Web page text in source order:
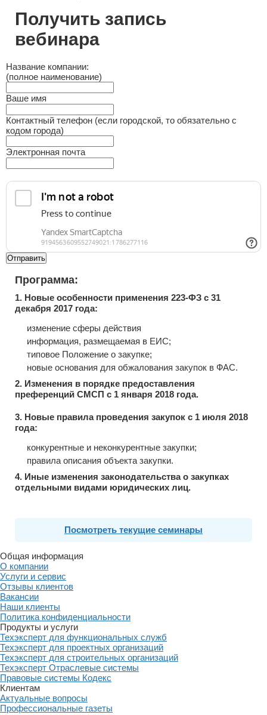
Получить запись
вебинара
Название компании:
(полное наименование)
Ваше имя
Контактный телефон (если городской, то обязательно с
кодом города)
Электронная почта
Отправить
Программа:
1. Новые особенности применения 223-ФЗ с 31
декабря 2017 года:
изменение сферы действия
информация, размещаемая в ЕИС;
типовое Положение о закупке;
новые основания для обжалования закупок в ФАС.
2. Изменения в порядке предоставления
преференций СМСП с 1 января 2018 года.
3. Новые правила проведения закупок с 1 июля 2018
года:
конкурентные и неконкурентные закупки;
правила описания объекта закупки.
4. Иные изменения законодательства о закупках
отдельными видами юридических лиц.
Посмотреть текущие семинары
Общая информация
О компании
Услуги и сервис
Отзывы клиентов
Вакансии
Наши клиенты
Политика конфиденциальности
Продукты и услуги
Техэксперт для функциональных служб
Техэксперт для проектных организаций
Техэксперт для строительных организаций
Техэксперт Отраслевые системы
Правовые системы Кодекс
Клиентам
Актуальные вопросы
Профессиональные газеты